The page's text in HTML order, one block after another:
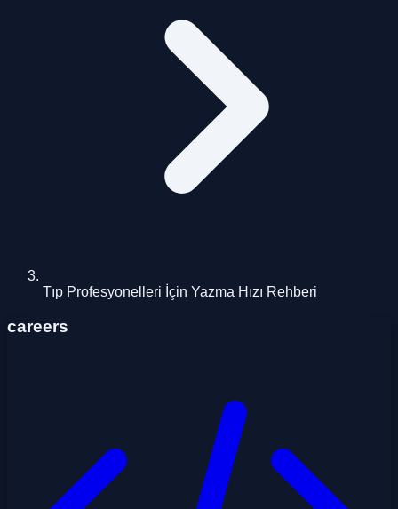
Tıp Profesyonelleri İçin Yazma Hızı Rehberi
careers